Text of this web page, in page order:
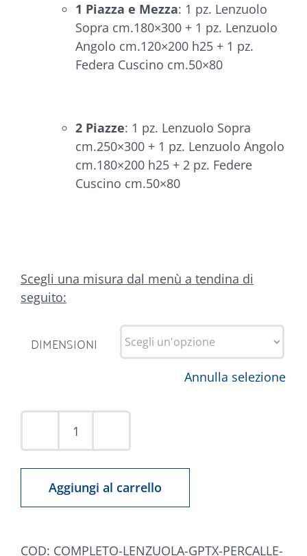
1 Piazza e Mezza: 1 pz. Lenzuolo
Sopra cm.180×300 + 1 pz. Lenzuolo
Angolo cm.120×200 h25 + 1 pz.
Federa Cuscino cm.50×80
2 Piazze: 1 pz. Lenzuolo Sopra
cm.250×300 + 1 pz. Lenzuolo Angolo
cm.180×200 h25 + 2 pz. Federe
Cuscino cm.50×80
Scegli una misura dal menù a tendina di
seguito:
DIMENSIONI
Annulla selezione
Completo
Tortora
Aggiungi al carrello
COD: COMPLETO-LENZUOLA-GPTX-PERCALLE-